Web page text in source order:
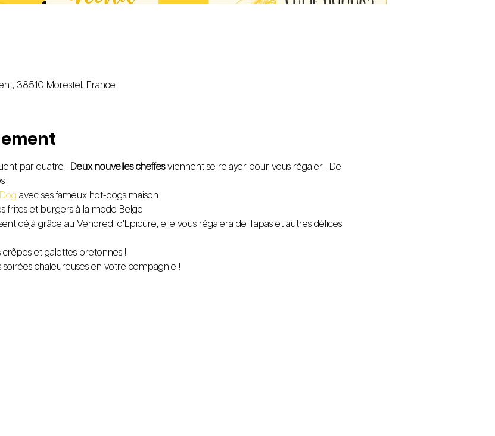
38510 Morestel, France
par quatre ! Deux nouvelles cheffes viennent se relayer pour vous régaler ! De
!
avec ses fameux hot-dogs maison
frites et burgers à la mode Belge
déjà grâce au Vendredi d'Epicure, elle vous régalera de Tapas et autres délices
crêpes et galettes bretonnes !
chaleureuses en votre compagnie !